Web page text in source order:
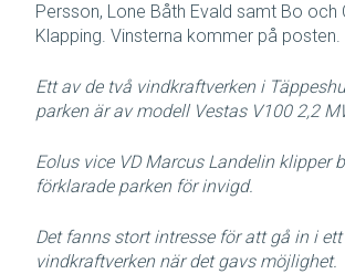
Persson, Lone Båth Evald samt Bo och
Klapping. Vinsterna kommer på posten.
Ett av de två vindkraftverken i
parken är av modell Vestas V100 2,2
Eolus vice VD Marcus Landelin klipper
förklarade parken för invigd.
Det fanns stort intresse för att gå in i
vindkraftverken när det gavs möjlighet.